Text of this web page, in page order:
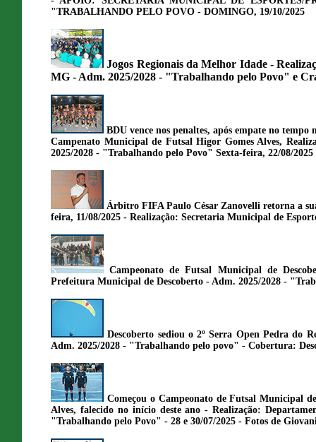
"TRABALHANDO PELO POVO - DOMINGO, 19/10/2025
Jogos Regionais da Melhor Idade -
MG - Adm. 2025/2028 - "Trabalhando pelo Povo" e
BDU vence nos penaltes, após empate no
Campenato Municipal de Futsal Higor Gomes Alves,
2025/2028 - "Trabalhando pelo Povo" Sexta-feira, 22/08/2025
Árbitro FIFA Paulo César Zanovelli retorna a
feira, 11/08/2025 - Realização: Secretaria Municipal de
Campeonato de Futsal Municipal de
Prefeitura Municipal de Descoberto - Adm. 2025/2028 -
Descoberto sediou o 2º Serra Open Pedra do
Adm. 2025/2028 - "Trabalhando pelo povo" - Cobertura:
Começou o Campeonato de Futsal Municipal
Alves, falecido no início deste ano - Realização:
"Trabalhando pelo Povo" - 28 e 30/07/2025 - Fotos de